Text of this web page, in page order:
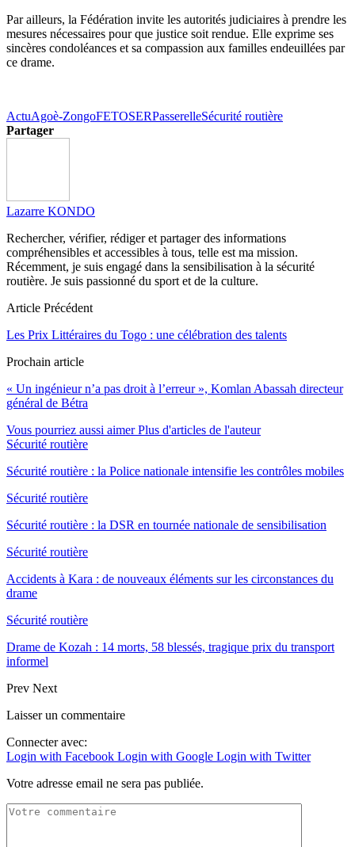
Par ailleurs, la Fédération invite les autorités judiciaires à prendre les
mesures nécessaires pour que justice soit rendue. Elle exprime ses
sincères condoléances et sa compassion aux familles endeuillées par
ce drame.
ActuAgoè-ZongoFETOSERPasserelleSécurité routière
Partager
Lazarre KONDO
Rechercher, vérifier, rédiger et partager des informations
compréhensibles et accessibles à tous, telle est ma mission.
Récemment, je suis engagé dans la sensibilisation à la sécurité
routière. Je suis passionné du sport et de la culture.
Article Précédent
Les Prix Littéraires du Togo : une célébration des talents
Prochain article
« Un ingénieur n’a pas droit à l’erreur », Komlan Abassah directeur
général de Bétra
Vous pourriez aussi aimer Plus d'articles de l'auteur
Sécurité routière
Sécurité routière : la Police nationale intensifie les contrôles mobiles
Sécurité routière
Sécurité routière : la DSR en tournée nationale de sensibilisation
Sécurité routière
Accidents à Kara : de nouveaux éléments sur les circonstances du
drame
Sécurité routière
Drame de Kozah : 14 morts, 58 blessés, tragique prix du transport
informel
Prev Next
Laisser un commentaire
Connecter avec:
Login with Facebook Login with Google Login with Twitter
Votre adresse email ne sera pas publiée.